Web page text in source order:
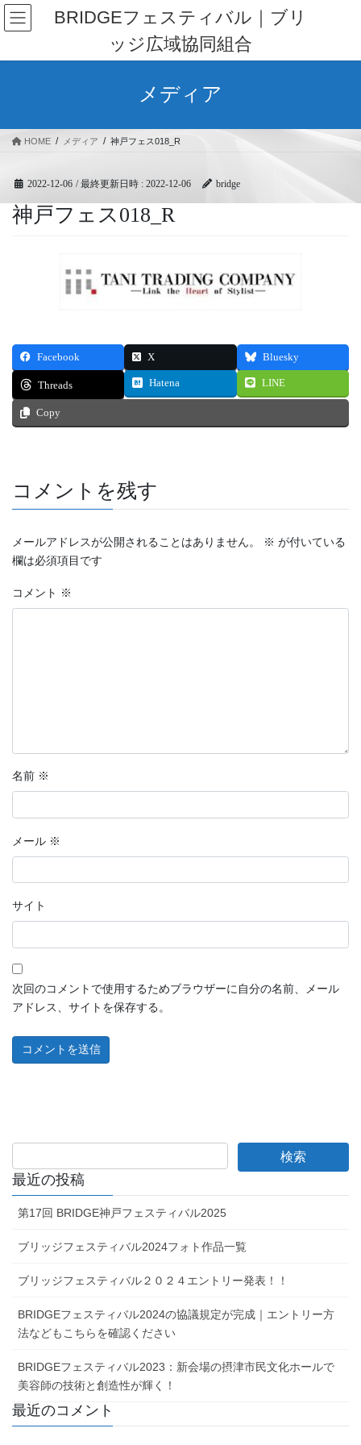
コ
ン
ン
ナ
ビ
ー
BRIDGEフェスティバル｜ブリ
ッジ広域協同組合
メディア
HOME メディア 神戸フェス018_R
2022-12-06 / 最終更新日時 : 2022-12-06 bridge
神戸フェス018_R
Facebook X Bluesky
Threads Hatena LINE
Copy
コメントを残す
メールアドレスが公開されることはありません。 ※ が付いている
欄は必須項目です
コメント ※
名前 ※
メール ※
サイト
次回のコメントで使用するためブラウザーに自分の名前、メール
アドレス、サイトを保存する。
最近の投稿
第17回 BRIDGE神戸フェスティバル2025
ブリッジフェスティバル2024フォト作品一覧
ブリッジフェスティバル２０２４エントリー発表！！
BRIDGEフェスティバル2024の協議規定が完成｜エントリー方
法などもこちらを確認ください
BRIDGEフェスティバル2023：新会場の摂津市民文化ホールで
美容師の技術と創造性が輝く！
最近のコメント